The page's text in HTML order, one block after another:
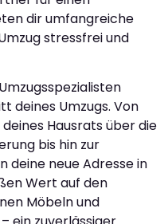
dir umfangreiche
stressfrei und
deines Umzugs. Von
Hausrats über die
bis hin zur
deine neue Adresse in
Wert auf den
Möbeln und